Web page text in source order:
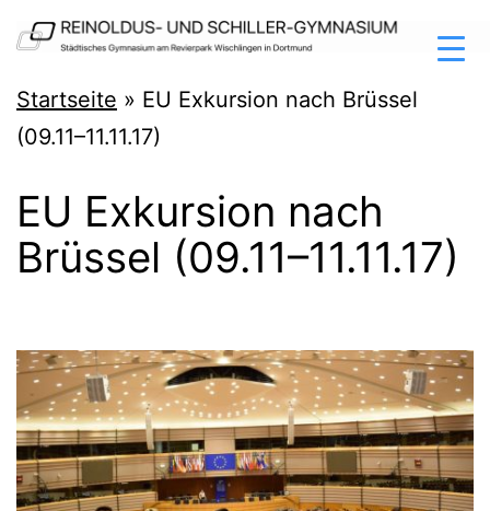
Zum
Inhalt
springen
Reinoldus-
und
Gymnasium
Dortmund
Startseite » EU Exkursion nach Brüssel
(09.11–11.11.17)
EU Exkursion nach
Brüssel (09.11–11.11.17)